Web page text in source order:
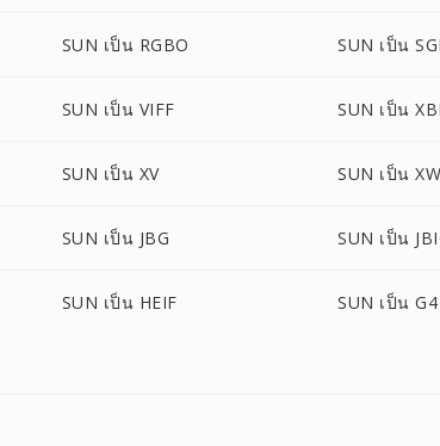
SUN เป็น RGBO SUN เป็น SGI
SUN เป็น VIFF SUN เป็น
SUN เป็น XV SUN เป็น
SUN เป็น JBG SUN เป็น
SUN เป็น HEIF SUN เป็น G4